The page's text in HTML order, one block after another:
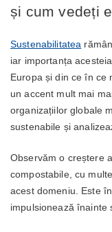
și cum vedeți
Sustenabilitatea
iar importanța
Europa și din ce în ce
un accent mult mai
organizațiilor globale
sustenabile și
Observăm o creștere
compostabile, cu
acest domeniu. Este
impulsionează înainte